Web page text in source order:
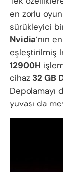
en zorlu
sürükleyici
Nvidia‘nın
eşleştirilmiş
12900H
cihaz 32 GB
Depolamayı
yuvası da